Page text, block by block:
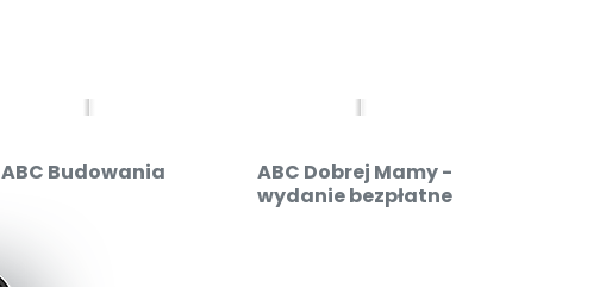
ABC Budowania
ABC Dobrej Mamy -
wydanie bezpłatne